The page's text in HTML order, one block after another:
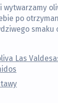
wytwarzamy
po
smaku
Las